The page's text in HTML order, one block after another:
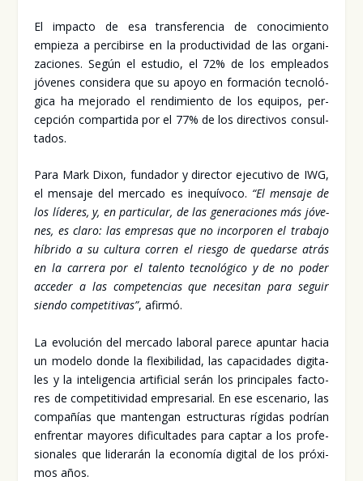
El impac­to de esa trans­fe­ren­cia de cono­ci­mien­to
empie­za a per­ci­bir­se en la pro­duc­ti­vi­dad de las orga­ni­
za­cio­nes. Según el estu­dio, el 72% de los emplea­dos
jóve­nes con­si­de­ra que su apo­yo en for­ma­ción tec­no­ló­
gi­ca ha mejo­ra­do el ren­di­mien­to de los equi­pos, per­
cep­ción com­par­ti­da por el 77% de los direc­ti­vos con­sul­
ta­dos.
Para Mark Dixon, fun­da­dor y direc­tor eje­cu­ti­vo de IWG,
el men­sa­je del mer­ca­do es ine­quí­vo­co. “El men­sa­je de
los líde­res, y, en par­ti­cu­lar, de las gene­ra­cio­nes más jóve­
nes, es cla­ro: las empre­sas que no incor­po­ren el tra­ba­jo
híbri­do a su cul­tu­ra corren el ries­go de que­dar­se atrás
en la carre­ra por el talen­to tec­no­ló­gi­co y de no poder
acce­der a las com­pe­ten­cias que nece­si­tan para seguir
sien­do com­pe­ti­ti­vas”, afir­mó.
La evo­lu­ción del mer­ca­do labo­ral pare­ce apun­tar hacia
un mode­lo don­de la fle­xi­bi­li­dad, las capa­ci­da­des digi­ta­
les y la inte­li­gen­cia arti­fi­cial serán los prin­ci­pa­les fac­to­
res de com­pe­ti­ti­vi­dad empre­sa­rial. En ese esce­na­rio, las
com­pa­ñías que man­ten­gan estruc­tu­ras rígi­das podrían
enfren­tar mayo­res difi­cul­ta­des para cap­tar a los pro­fe­
sio­na­les que lide­ra­rán la eco­no­mía digi­tal de los pró­xi­
mos años.